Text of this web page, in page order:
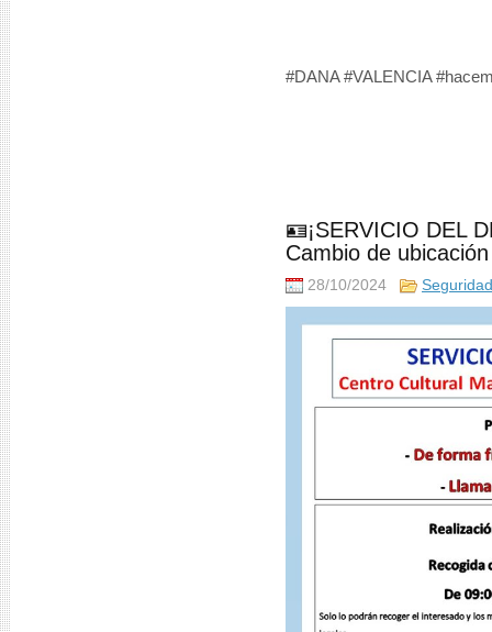
#DANA #VALENCIA
🪪¡SERVICIO DEL
Cambio de ubicación
28/10/2024 Seguridad